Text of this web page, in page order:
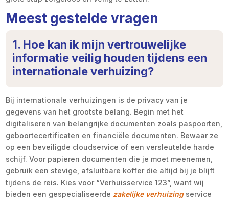
Meest gestelde vragen
1. Hoe kan ik mijn vertrouwelijke
informatie veilig houden tijdens een
internationale verhuizing?
Bij internationale verhuizingen is de privacy van je
gegevens van het grootste belang. Begin met het
digitaliseren van belangrijke documenten zoals paspoorten,
geboortecertificaten en financiële documenten. Bewaar ze
op een beveiligde cloudservice of een versleutelde harde
schijf. Voor papieren documenten die je moet meenemen,
gebruik een stevige, afsluitbare koffer die altijd bij je blijft
tijdens de reis. Kies voor “Verhuisservice 123”, want wij
bieden een gespecialiseerde zakelijke verhuizingservice